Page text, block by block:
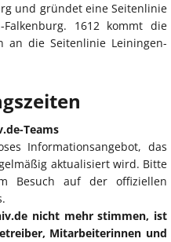
und gründet eine Seitenlinie
1612 kommt die
an die Seitenlinie Leiningen-
Teams
Informationsangebot, das
aktualisiert wird. Bitte
Besuch auf der offiziellen
nicht mehr stimmen, ist
Mitarbeiterinnen und